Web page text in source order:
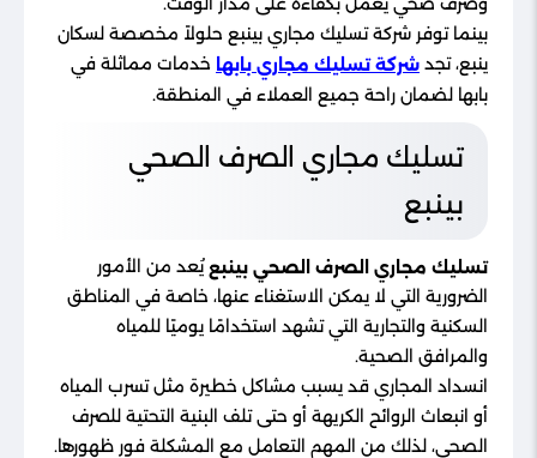
بينما توفر شركة تسليك مجاري بينبع حلولاً مخصصة لسكان
ينبع، تجد شركة تسليك مجاري بابها خدمات مماثلة في
بابها لضمان راحة جميع العملاء في المنطقة.
تسليك مجاري الصرف الصحي
بينبع
تسليك مجاري الصرف الصحي بينبع يُعد من الأمور
الضرورية التي لا يمكن الاستغناء عنها، خاصة في المناطق
السكنية والتجارية التي تشهد استخدامًا يوميًا للمياه
والمرافق الصحية.
انسداد المجاري قد يسبب مشاكل خطيرة مثل تسرب المياه
أو انبعاث الروائح الكريهة أو حتى تلف البنية التحتية للصرف
الصحي، لذلك من المهم التعامل مع المشكلة فور ظهورها.